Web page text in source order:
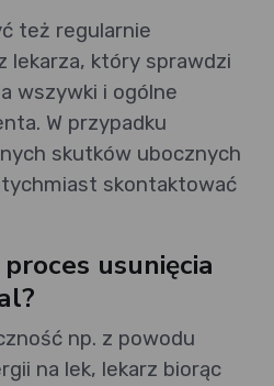
też regularnie
lekarza, który sprawdzi
wszywki i ogólne
W przypadku
skutków ubocznych
skontaktować
usunięcia
np. z powodu
na lek, lekarz biorąc